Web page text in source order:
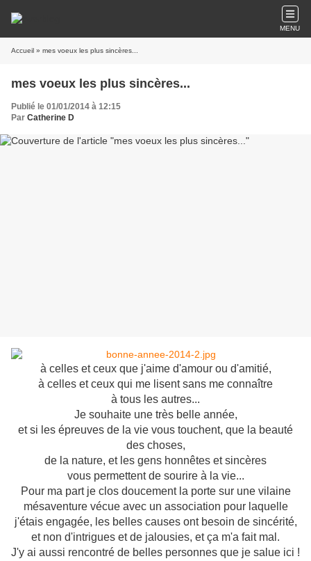
MENU
Accueil » mes voeux les plus sincères...
mes voeux les plus sincères...
Publié le 01/01/2014 à 12:15
Par Catherine D
à celles et ceux que j'aime d'amour ou d'amitié,
à celles et ceux qui me lisent sans me connaître
à tous les autres...
Je souhaite une très belle année,
et si les épreuves de la vie vous touchent, que la beauté
des choses,
de la nature, et les gens honnêtes et sincères
vous permettent de sourire à la vie...
Pour ma part je clos doucement la porte sur une vilaine
mésaventure vécue avec un association pour laquelle
j'étais engagée, les belles causes ont besoin de sincérité,
et non d'intrigues et de jalousies, et ça m'a fait mal.
J'y ai aussi rencontré de belles personnes que je salue ici !